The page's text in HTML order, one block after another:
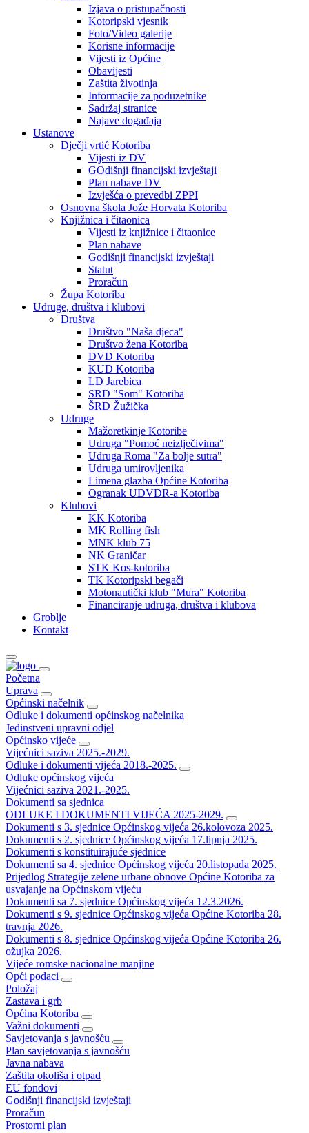
Izjava o pristupačnosti
Kotoripski vjesnik
Foto/Video galerije
Korisne informacije
Vijesti iz Općine
Obavijesti
Zaštita životinja
Informacije za poduzetnike
Sadržaj stranice
Najave događaja
Ustanove
Dječji vrtić Kotoriba
Vijesti iz DV
GOdišnji financijski izvještaji
Plan nabave DV
Izvješća o prevedbi ZPPI
Osnovna škola Jože Horvata Kotoriba
Knjižnica i čitaonica
Vijesti iz knjižnice i čitaonice
Plan nabave
Godišnji financijski izvještaji
Statut
Proračun
Župa Kotoriba
Udruge, društva i klubovi
Društva
Društvo "Naša djeca"
Društvo žena Kotoriba
DVD Kotoriba
KUD Kotoriba
LD Jarebica
SRD "Som" Kotoriba
ŠRD Žužička
Udruge
Mažoretkinje Kotoribe
Udruga "Pomoć neizlječivima"
Udruga Roma "Za bolje sutra"
Udruga umirovljenika
Limena glazba Općine Kotoriba
Ogranak UDVDR-a Kotoriba
Klubovi
KK Kotoriba
MK Rolling fish
MNK klub 75
NK Graničar
STK Kos-kotoriba
TK Kotoripski begači
Motonautički klub "Mura" Kotoriba
Financiranje udruga, društva i klubova
Groblje
Kontakt
Početna
Uprava
Općinski načelnik
Odluke i dokumenti općinskog načelnika
Jedinstveni upravni odjel
Općinsko vijeće
Vijećnici saziva 2025.-2029.
Odluke i dokumenti vijeća 2018.-2025.
Odluke općinskog vijeća
Vijećnici saziva 2021.-2025.
Dokumenti sa sjednica
ODLUKE I DOKUMENTI VIJEĆA 2025-2029.
Dokumenti s 3. sjednice Općinskog vijeća 26.kolovoza 2025.
Dokumenti s 2. sjednice Općinskog vijeća 17.lipnja 2025.
Dokumenti s konstituirajuće sjednice
Dokumenti sa 4. sjednice Općinskog vijeća 20.listopada 2025.
Prijedlog Strategije zelene urbane obnove Općine Kotoriba za
usvajanje na Općinskom vijeću
Dokumenti sa 7. sjednice Općinskog vijeća 12.3.2026.
Dokumenti s 9. sjednice Općinskog vijeća Općine Kotoriba 28.
travnja 2026.
Dokumenti s 8. sjednice Općinskog vijeća Općine Kotoriba 26.
ožujka 2026.
Vijeće romske nacionalne manjine
Opći podaci
Položaj
Zastava i grb
Općina Kotoriba
Važni dokumenti
Savjetovanja s javnošću
Plan savjetovanja s javnošću
Javna nabava
Zaštita okoliša i otpad
EU fondovi
Godišnji financijski izvještaji
Proračun
Prostorni plan